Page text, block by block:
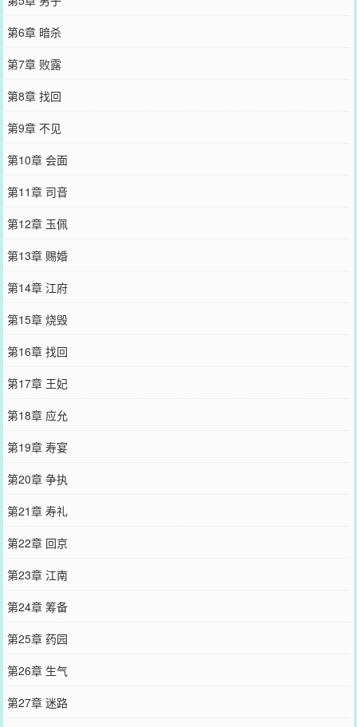
第6章 暗杀
第7章 败露
第8章 找回
第9章 不见
第10章 会面
第11章 司音
第12章 玉佩
第13章 赐婚
第14章 江府
第15章 烧毁
第16章 找回
第17章 王妃
第18章 应允
第19章 寿宴
第20章 争执
第21章 寿礼
第22章 回京
第23章 江南
第24章 筹备
第25章 药园
第26章 生气
第27章 迷路